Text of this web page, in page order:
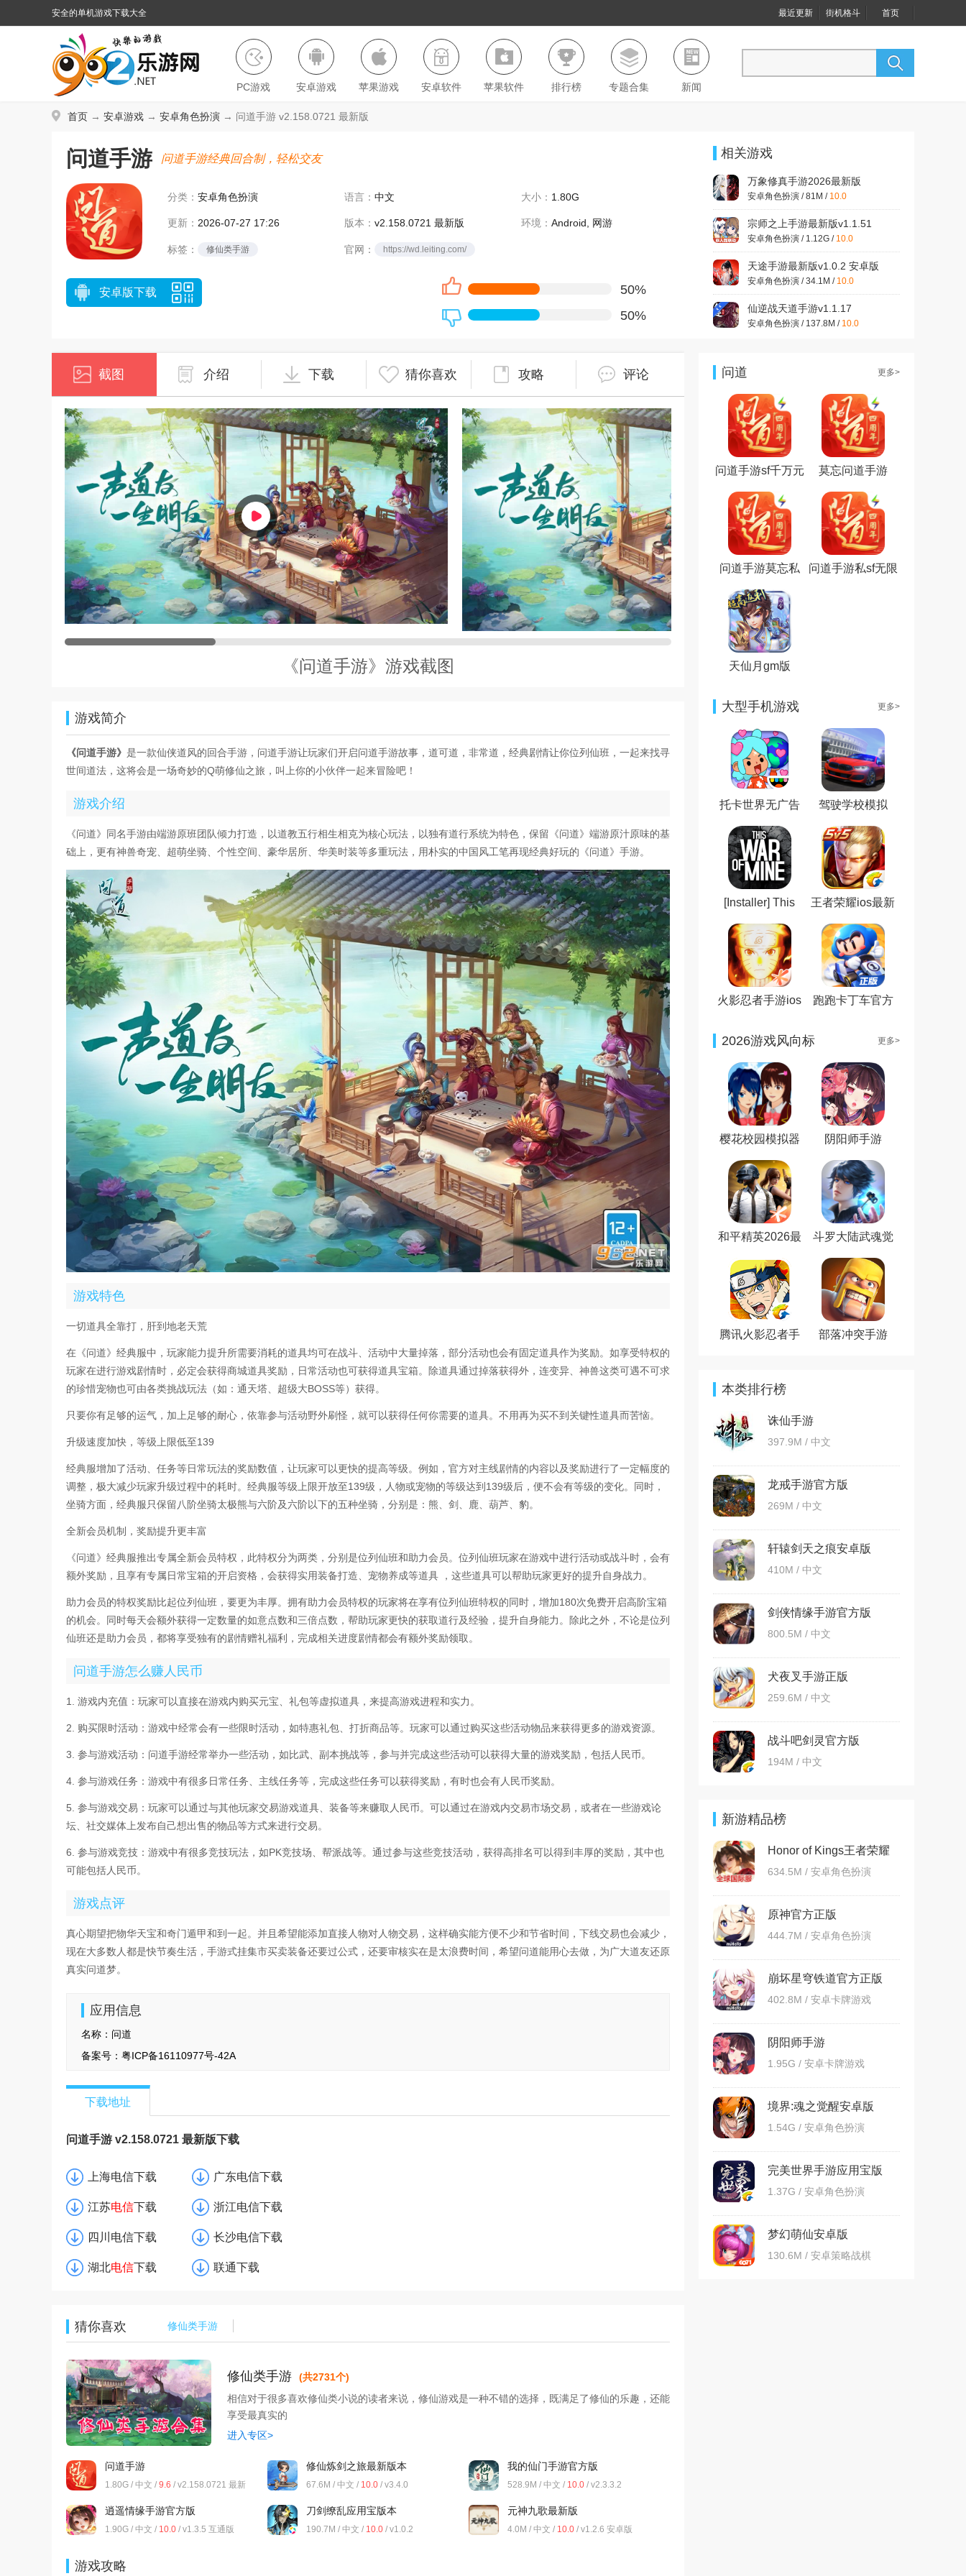
安全的单机游戏下载大全 最近更新 街机格斗 首页
PC游戏 安卓游戏 苹果游戏 安卓软件 苹果软件 排行榜 专题合集 新闻
首页 → 安卓游戏 → 安卓角色扮演 → 问道手游 v2.158.0721 最新版
问道手游 问道手游经典回合制，轻松交友
分类： 安卓角色扮演 语言： 中文 大小： 1.80G
更新： 2026-07-27 17:26 版本： v2.158.0721 最新版 环境： Android, 网游
标签： 修仙类手游 官网： https://wd.leiting.com/
安卓版下载
50%
50%
相关游戏
万象修真手游2026最新版
v1.0.4 官方版
安卓角色扮演 / 81M / 10.0
宗师之上手游最新版v1.1.51
官方版
安卓角色扮演 / 1.12G / 10.0
天途手游最新版v1.0.2 安卓版
安卓角色扮演 / 34.1M / 10.0
仙逆战天道手游v1.1.17
安卓角色扮演 / 137.8M / 10.0
大话西游手游官方版v1.1.433
安卓最新版
安卓角色扮演 / 1.98G /9.7
王者荣耀官方版v2021最新版
安卓角色扮演 / 1.83G / 7.2
截图 介绍 下载 猜你喜欢 攻略 评论
《问道手游》游戏截图
游戏简介
《问道手游》 是一款仙侠道风的回合手游，问道手游让玩家们开启问道手游故事，道可道，非常道，经典剧情让你位列仙班，一起来找寻
世间道法，这将会是一场奇妙的Q萌修仙之旅，叫上你的小伙伴一起来冒险吧！
游戏介绍
《问道》同名手游由端游原班团队倾力打造，以道教五行相生相克为核心玩法，以独有道行系统为特色，保留《问道》端游原汁原味的基
础上，更有神兽奇宠、超萌坐骑、个性空间、豪华居所、华美时装等多重玩法，用朴实的中国风工笔再现经典好玩的《问道》手游。
游戏特色
一切道具全靠打，肝到地老天荒
在《问道》经典服中，玩家能力提升所需要消耗的道具均可在战斗、活动中大量掉落，部分活动也会有固定道具作为奖励。如享受特权的
玩家在进行游戏剧情时，必定会获得商城道具奖励，日常活动也可获得道具宝箱。除道具通过掉落获得外，连变异、神兽这类可遇不可求
的珍惜宠物也可由各类挑战玩法（如：通天塔、超级大BOSS等）获得。
只要你有足够的运气，加上足够的耐心，依靠参与活动野外刷怪，就可以获得任何你需要的道具。不用再为买不到关键性道具而苦恼。
升级速度加快，等级上限低至139
经典服增加了活动、任务等日常玩法的奖励数值，让玩家可以更快的提高等级。例如，官方对主线剧情的内容以及奖励进行了一定幅度的
调整，极大减少玩家升级过程中的耗时。经典服等级上限开放至139级，人物或宠物的等级达到139级后，便不会有等级的变化。同时，
坐骑方面，经典服只保留八阶坐骑太极熊与六阶及六阶以下的五种坐骑，分别是：熊、剑、鹿、葫芦、豹。
全新会员机制，奖励提升更丰富
《问道》经典服推出专属全新会员特权，此特权分为两类，分别是位列仙班和助力会员。位列仙班玩家在游戏中进行活动或战斗时，会有
额外奖励，且享有专属日常宝箱的开启资格，会获得实用装备打造、宠物养成等道具 ，这些道具可以帮助玩家更好的提升自身战力。
助力会员的特权奖励比起位列仙班，要更为丰厚。拥有助力会员特权的玩家将在享有位列仙班特权的同时，增加180次免费开启高阶宝箱
的机会。同时每天会额外获得一定数量的如意点数和三倍点数，帮助玩家更快的获取道行及经验，提升自身能力。除此之外，不论是位列
仙班还是助力会员，都将享受独有的剧情赠礼福利，完成相关进度剧情都会有额外奖励领取。
问道手游怎么赚人民币
1. 游戏内充值：玩家可以直接在游戏内购买元宝、礼包等虚拟道具，来提高游戏进程和实力。
2. 购买限时活动：游戏中经常会有一些限时活动，如特惠礼包、打折商品等。玩家可以通过购买这些活动物品来获得更多的游戏资源。
3. 参与游戏活动：问道手游经常举办一些活动，如比武、副本挑战等，参与并完成这些活动可以获得大量的游戏奖励，包括人民币。
4. 参与游戏任务：游戏中有很多日常任务、主线任务等，完成这些任务可以获得奖励，有时也会有人民币奖励。
5. 参与游戏交易：玩家可以通过与其他玩家交易游戏道具、装备等来赚取人民币。可以通过在游戏内交易市场交易，或者在一些游戏论
坛、社交媒体上发布自己想出售的物品等方式来进行交易。
6. 参与游戏竞技：游戏中有很多竞技玩法，如PK竞技场、帮派战等。通过参与这些竞技活动，获得高排名可以得到丰厚的奖励，其中也
可能包括人民币。
游戏点评
真心期望把物华天宝和奇门遁甲和到一起。并且希望能添加直接人物对人物交易，这样确实能方便不少和节省时间，下线交易也会减少，
现在大多数人都是快节奏生活，手游式挂集市买卖装备还要过公式，还要审核实在是太浪费时间，希望问道能用心去做，为广大道友还原
真实问道梦。
应用信息
名称： 问道
备案号： 粤ICP备16110977号-42A
下载地址
问道手游 v2.158.0721 最新版下载
上海电信下载 广东电信下载
江苏电信下载 浙江电信下载
四川电信下载 长沙电信下载
湖北电信下载 联通下载
猜你喜欢 修仙类手游
修仙类手游
(共2731个)
相信对于很多喜欢修仙类小说的读者来说，修仙游戏是一种不错的选择，既满足了修仙的乐趣，还能
享受最真实的
进入专区>
问道手游
1.80G / 中文 / 9.6 / v2.158.0721 最新
修仙炼剑之旅最新版本
67.6M / 中文 / 10.0 / v3.4.0
我的仙门手游官方版
528.9M / 中文 / 10.0 / v2.3.3.2
逍遥情缘手游官方版
1.90G / 中文 / 10.0 / v1.3.5 互通版
刀剑缭乱应用宝版本
190.7M / 中文 / 10.0 / v1.0.2
元神九歌最新版
4.0M / 中文 / 10.0 / v1.2.6 安卓版
游戏攻略
问道 更多>
问道手游sf千万元
莫忘问道手游
问道手游莫忘私
问道手游私sf无限
天仙月gm版
大型手机游戏 更多>
托卡世界无广告
驾驶学校模拟
文版
[Installer] This
我的战争最新免
费版
王者荣耀ios最新
火影忍者手游ios
跑跑卡丁车官方
2026游戏风向标 更多>
樱花校园模拟器
新版
阴阳师手游
和平精英2026最
斗罗大陆武魂觉
腾讯火影忍者手
部落冲突手游
本类排行榜
诛仙手游
397.9M / 中文
龙戒手游官方版
269M / 中文
轩辕剑天之痕安卓版
410M / 中文
剑侠情缘手游官方版
800.5M / 中文
犬夜叉手游正版
259.6M / 中文
战斗吧剑灵官方版
194M / 中文
新游精品榜
Honor of Kings王者荣耀
634.5M / 安卓角色扮演
原神官方正版
444.7M / 安卓角色扮演
崩坏星穹铁道官方正版
402.8M / 安卓卡牌游戏
阴阳师手游
1.95G / 安卓卡牌游戏
境界:魂之觉醒安卓版
1.54G / 安卓角色扮演
完美世界手游应用宝版
1.37G / 安卓角色扮演
梦幻萌仙安卓版
130.6M / 安卓策略战棋